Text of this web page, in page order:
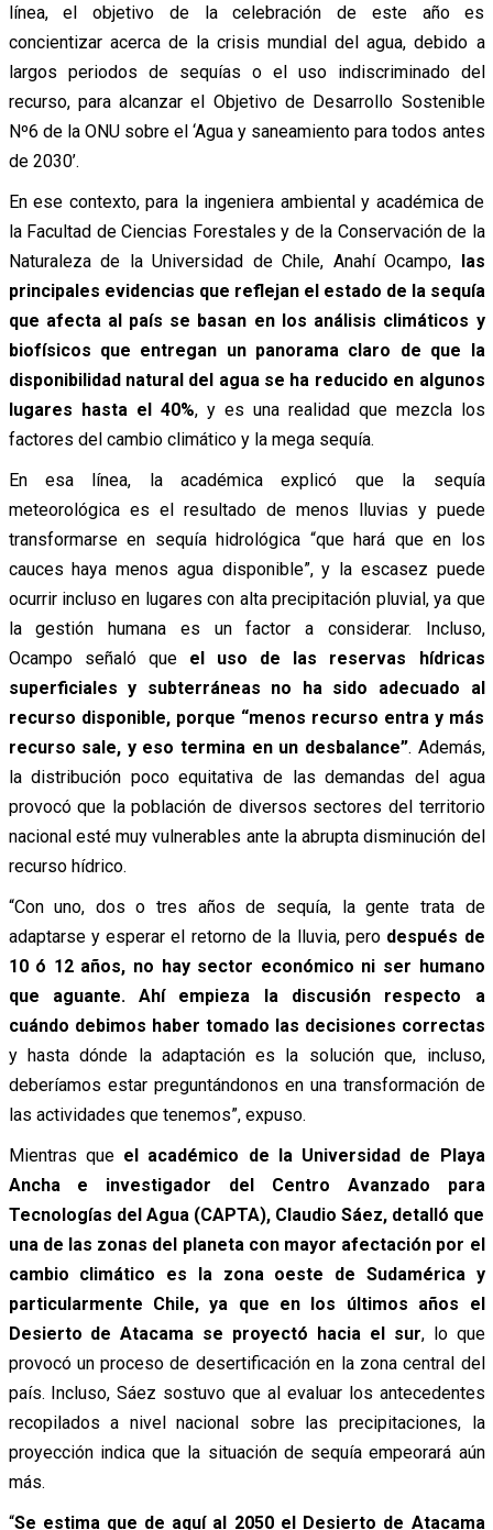
línea, el objetivo de la celebración de este año es
concientizar acerca de la crisis mundial del agua, debido a
largos periodos de sequías o el uso indiscriminado del
recurso, para alcanzar el Objetivo de Desarrollo Sostenible
Nº6 de la ONU sobre el ‘Agua y saneamiento para todos antes
de 2030’.
En ese contexto, para la ingeniera ambiental y académica de
la Facultad de Ciencias Forestales y de la Conservación de la
Naturaleza de la Universidad de Chile, Anahí Ocampo, las
principales evidencias que reflejan el estado de la sequía
que afecta al país se basan en los análisis climáticos y
biofísicos que entregan un panorama claro de que la
disponibilidad natural del agua se ha reducido en algunos
lugares hasta el 40%, y es una realidad que mezcla los
factores del cambio climático y la mega sequía.
En esa línea, la académica explicó que la sequía
meteorológica es el resultado de menos lluvias y puede
transformarse en sequía hidrológica “que hará que en los
cauces haya menos agua disponible”, y la escasez puede
ocurrir incluso en lugares con alta precipitación pluvial, ya que
la gestión humana es un factor a considerar. Incluso,
Ocampo señaló que el uso de las reservas hídricas
superficiales y subterráneas no ha sido adecuado al
recurso disponible, porque “menos recurso entra y más
recurso sale, y eso termina en un desbalance”. Además,
la distribución poco equitativa de las demandas del agua
provocó que la población de diversos sectores del territorio
nacional esté muy vulnerables ante la abrupta disminución del
recurso hídrico.
“Con uno, dos o tres años de sequía, la gente trata de
adaptarse y esperar el retorno de la lluvia, pero después de
10 ó 12 años, no hay sector económico ni ser humano
que aguante. Ahí empieza la discusión respecto a
cuándo debimos haber tomado las decisiones correctas
y hasta dónde la adaptación es la solución que, incluso,
deberíamos estar preguntándonos en una transformación de
las actividades que tenemos”, expuso.
Mientras queel académico de la Universidad de Playa
Ancha e investigador del Centro Avanzado para
Tecnologías del Agua (CAPTA), Claudio Sáez, detalló que
una de las zonas del planeta con mayor afectación por el
cambio climático es la zona oeste de Sudamérica y
particularmente Chile, ya que en los últimos años el
Desierto de Atacama se proyectó hacia el sur, lo que
provocó un proceso de desertificación en la zona central del
país. Incluso, Sáez sostuvo que al evaluar los antecedentes
recopilados a nivel nacional sobre las precipitaciones, la
proyección indica que la situación de sequía empeorará aún
más.
“Se estima que de aquí al 2050 el Desierto de Atacama